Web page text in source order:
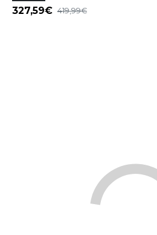
327,59 419,99